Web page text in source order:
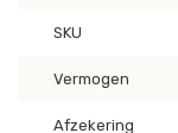
SKU
Vermogen
Afzekering